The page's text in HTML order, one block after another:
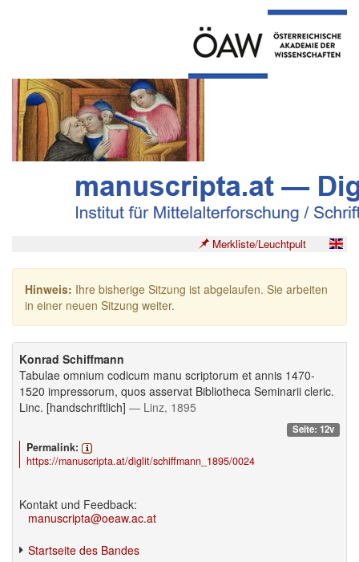
Merkliste/Leuchtpult
Hinweis: Ihre bisherige Sitzung ist abgelaufen. Sie arbeiten
in einer neuen Sitzung weiter.
Konrad Schiffmann
Tabulae omnium codicum manu scriptorum et annis 1470-
1520 impressorum, quos asservat Bibliotheca Seminarii cleric.
Linc. [handschriftlich] — Linz, 1895
Seite: 12v
Permalink:
https://manuscripta.at/diglit/schiffmann_1895/0024
Kontakt und Feedback:
manuscripta@oeaw.ac.at
Startseite des Bandes